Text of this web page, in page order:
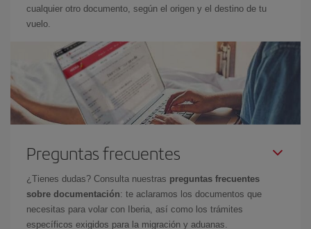
cualquier otro documento, según el origen y el destino de tu
vuelo.
Preguntas frecuentes
¿Tienes dudas? Consulta nuestras preguntas frecuentes
sobre documentación: te aclaramos los documentos que
necesitas para volar con Iberia, así como los trámites
específicos exigidos para la migración y aduanas.